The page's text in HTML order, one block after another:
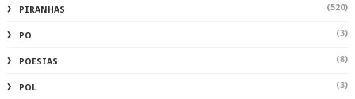
PIRANHAS (520)
PO (3)
POESIAS (8)
POL (3)